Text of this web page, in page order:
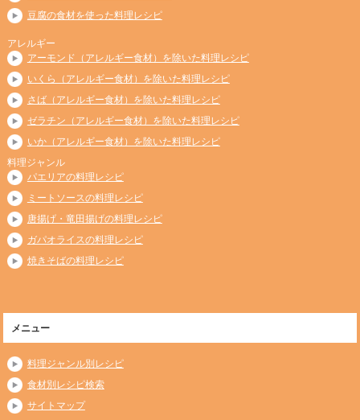
豆腐の食材を使った料理レシピ
アレルギー
アーモンド（アレルギー食材）を除いた料理レシピ
いくら（アレルギー食材）を除いた料理レシピ
さば（アレルギー食材）を除いた料理レシピ
ゼラチン（アレルギー食材）を除いた料理レシピ
いか（アレルギー食材）を除いた料理レシピ
料理ジャンル
パエリアの料理レシピ
ミートソースの料理レシピ
唐揚げ・竜田揚げの料理レシピ
ガパオライスの料理レシピ
焼きそばの料理レシピ
メニュー
料理ジャンル別レシピ
食材別レシピ検索
サイトマップ